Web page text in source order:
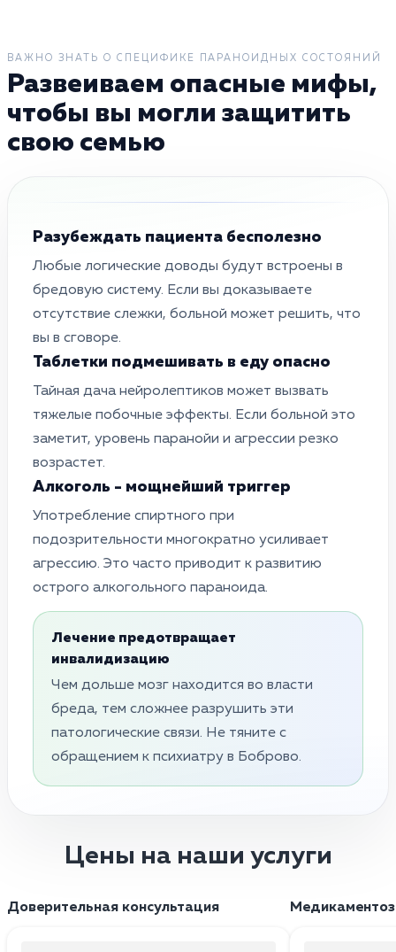
ВАЖНО ЗНАТЬ О СПЕЦИФИКЕ ПАРАНОИДНЫХ СОСТОЯНИЙ
Развеиваем опасные мифы,
чтобы вы могли защитить
свою семью
Разубеждать пациента бесполезно
Любые логические доводы будут встроены в
бредовую систему. Если вы доказываете
отсутствие слежки, больной может решить, что
вы в сговоре.
Таблетки подмешивать в еду опасно
Тайная дача нейролептиков может вызвать
тяжелые побочные эффекты. Если больной это
заметит, уровень паранойи и агрессии резко
возрастет.
Алкоголь - мощнейший триггер
Употребление спиртного при
подозрительности многократно усиливает
агрессию. Это часто приводит к развитию
острого алкогольного параноида.
Лечение предотвращает
инвалидизацию
Чем дольше мозг находится во власти
бреда, тем сложнее разрушить эти
патологические связи. Не тяните с
обращением к психиатру в Боброво.
Цены на наши услуги
Доверительная консультация